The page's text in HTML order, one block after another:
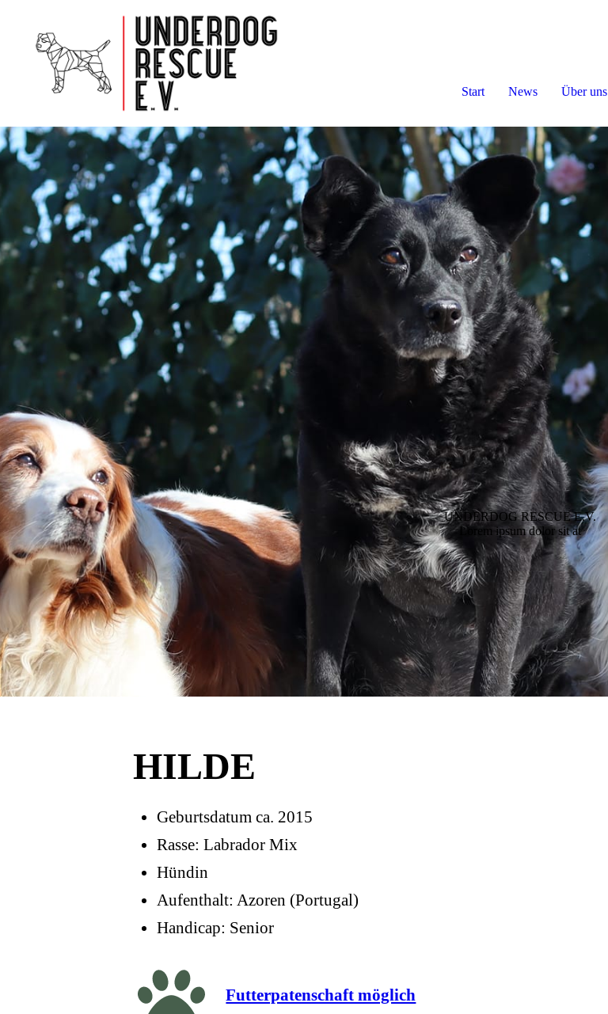
Start News Über uns
UNDERDOG RESCUE E.V.
Lorem ipsum dolor sit at
HILDE
Geburtsdatum ca. 2015
Rasse: Labrador Mix
Hündin
Aufenthalt: Azoren (Portugal)
Handicap: Senior
Futterpatenschaft möglich